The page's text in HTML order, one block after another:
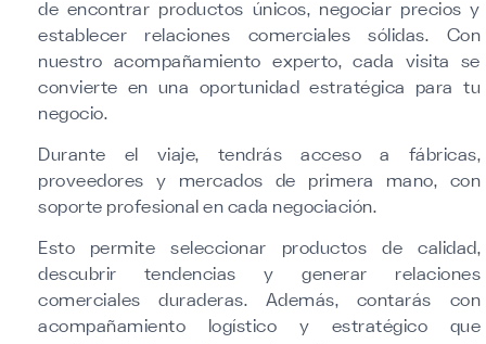
de encontrar productos únicos, negociar precios y
establecer relaciones comerciales sólidas. Con
nuestro acompañamiento experto, cada visita se
convierte en una oportunidad estratégica para tu
negocio.
Durante el viaje, tendrás acceso a fábricas,
proveedores y mercados de primera mano, con
soporte profesional en cada negociación.
Esto permite seleccionar productos de calidad,
descubrir tendencias y generar relaciones
comerciales duraderas. Además, contarás con
acompañamiento logístico y estratégico que